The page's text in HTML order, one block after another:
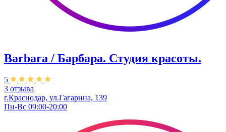
Barbara / Барбара. Студия красоты.
5
3 отзыва
г.Краснодар, ул.Гагарина, 139
Пн-Вс 09:00-20:00